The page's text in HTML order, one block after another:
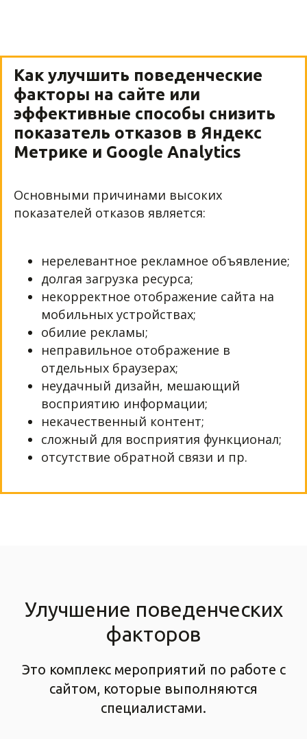
Как улучшить поведенческие
факторы на сайте или
эффективные способы снизить
показатель отказов в Яндекс
Метрике и Google Analytics
Основными причинами высоких
показателей отказов является:
нерелевантное рекламное объявление;
долгая загрузка ресурса;
некорректное отображение сайта на
мобильных устройствах;
обилие рекламы;
неправильное отображение в
отдельных браузерах;
неудачный дизайн, мешающий
восприятию информации;
некачественный контент;
сложный для восприятия функционал;
отсутствие обратной связи и пр.
Улучшение поведенческих
факторов
Это комплекс мероприятий по работе с
сайтом, которые выполняются
специалистами.